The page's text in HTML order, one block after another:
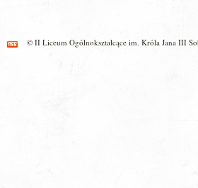
© II Liceum Ogólnokształcące im. Króla Jana III